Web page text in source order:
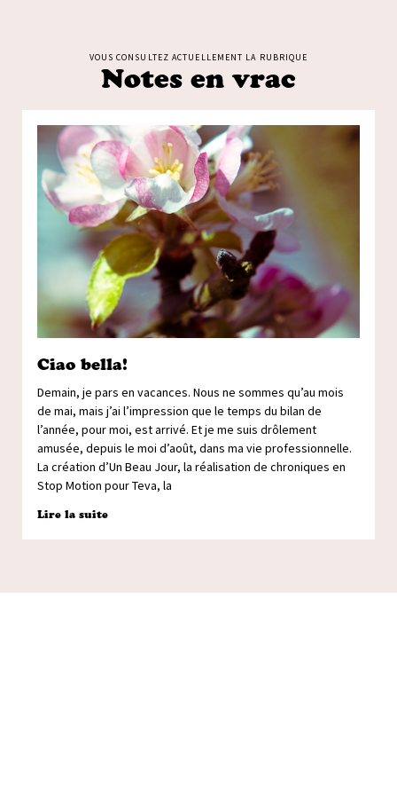
VOUS CONSULTEZ ACTUELLEMENT LA RUBRIQUE
Notes en vrac
Ciao bella!
Demain, je pars en vacances. Nous ne sommes qu’au mois
de mai, mais j’ai l’impression que le temps du bilan de
l’année, pour moi, est arrivé. Et je me suis drôlement
amusée, depuis le moi d’août, dans ma vie professionnelle.
La création d’Un Beau Jour, la réalisation de chroniques en
Stop Motion pour Teva, la
Lire la suite